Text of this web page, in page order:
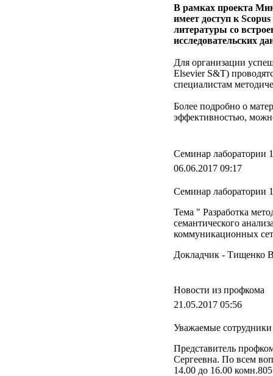
В рамках проекта
имеет доступ к
литературы со
исследовательских
Для организации
Elsevier S&T)
специалистам
Более подробно о
эффективностью,
Семинар лаборатории
06.06.2017 09:17
Семинар лаборатории
Тема " Разработка
семантического
коммуникационных
Докладчик - Тищенко
Новости из профкома
21.05.2017 05:56
Уважаемые
Представитель
Сергеевна. По всем
14.00 до 16.00